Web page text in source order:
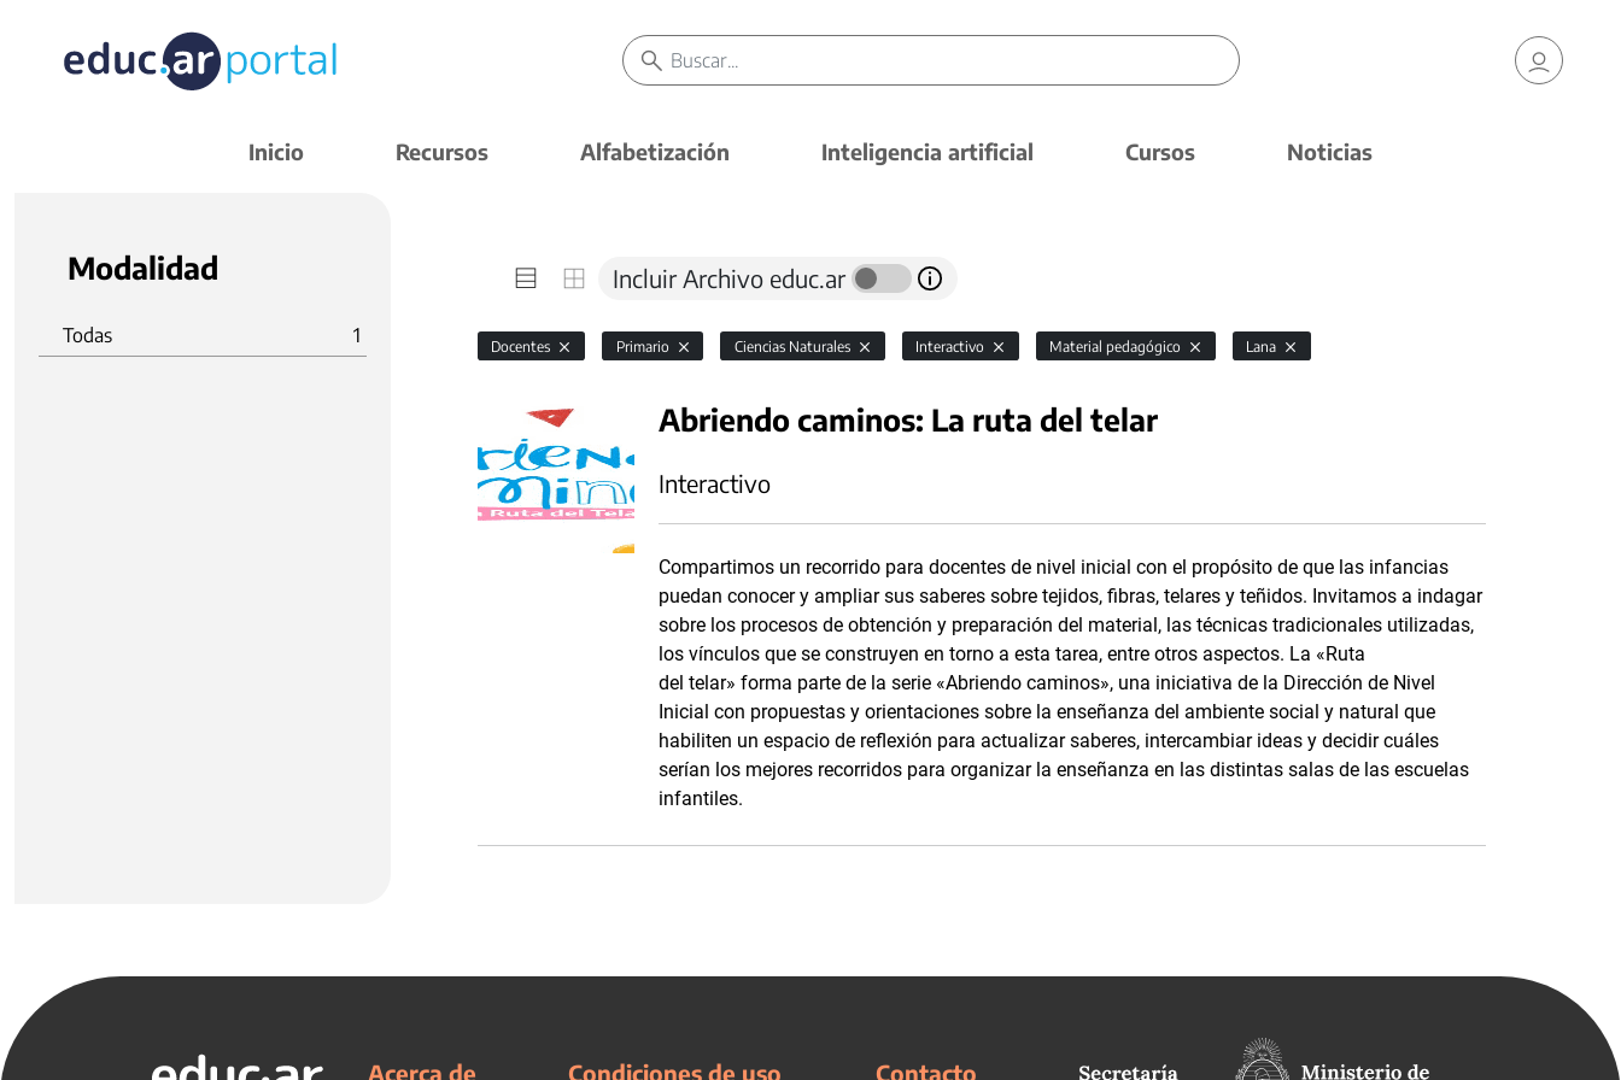
Inicio Recursos Alfabetización Inteligencia artificial Cursos Noticias
Modalidad
Todas 1
Incluir Archivo educ.ar
Docentes Primario Ciencias Naturales Interactivo Material pedagógico Lana
Abriendo caminos: La ruta del telar
Interactivo
Compartimos un recorrido para docentes de nivel inicial con el propósito de que las infancias
puedan conocer y ampliar sus saberes sobre tejidos, fibras, telares y teñidos. Invitamos a indagar
sobre los procesos de obtención y preparación del material, las técnicas tradicionales utilizadas,
los vínculos que se construyen en torno a esta tarea, entre otros aspectos. La «Ruta
del telar» forma parte de la serie «Abriendo caminos», una iniciativa de la Dirección de Nivel
Inicial con propuestas y orientaciones sobre la enseñanza del ambiente social y natural que
habiliten un espacio de reflexión para actualizar saberes, intercambiar ideas y decidir cuáles
serían los mejores recorridos para organizar la enseñanza en las distintas salas de las escuelas
infantiles.
Acerca de Condiciones de uso Contacto